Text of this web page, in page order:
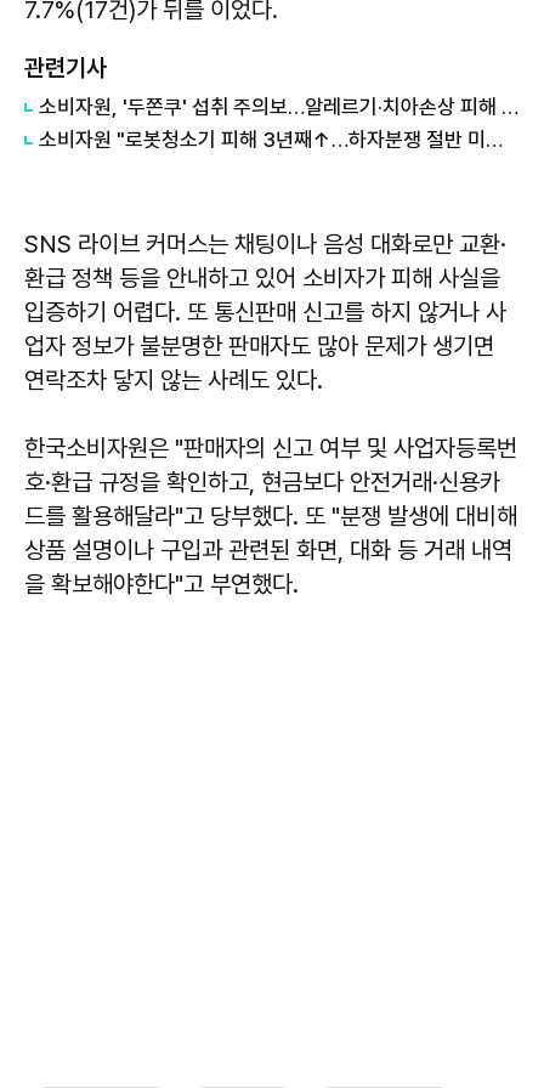
7.7%(17건)가 뒤를 이었다.
관련기사
소비자원, '두쫀쿠' 섭취 주의보…알레르기·치아손상 피해 등 23건
소비자원 "로봇청소기 피해 3년째↑…하자분쟁 절반 미해결"
SNS 라이브 커머스는 채팅이나 음성 대화로만 교환·
환급 정책 등을 안내하고 있어 소비자가 피해 사실을
입증하기 어렵다. 또 통신판매 신고를 하지 않거나 사
업자 정보가 불분명한 판매자도 많아 문제가 생기면
연락조차 닿지 않는 사례도 있다.
한국소비자원은 "판매자의 신고 여부 및 사업자등록번
호·환급 규정을 확인하고, 현금보다 안전거래·신용카
드를 활용해달라"고 당부했다. 또 "분쟁 발생에 대비해
상품 설명이나 구입과 관련된 화면, 대화 등 거래 내역
을 확보해야한다"고 부연했다.